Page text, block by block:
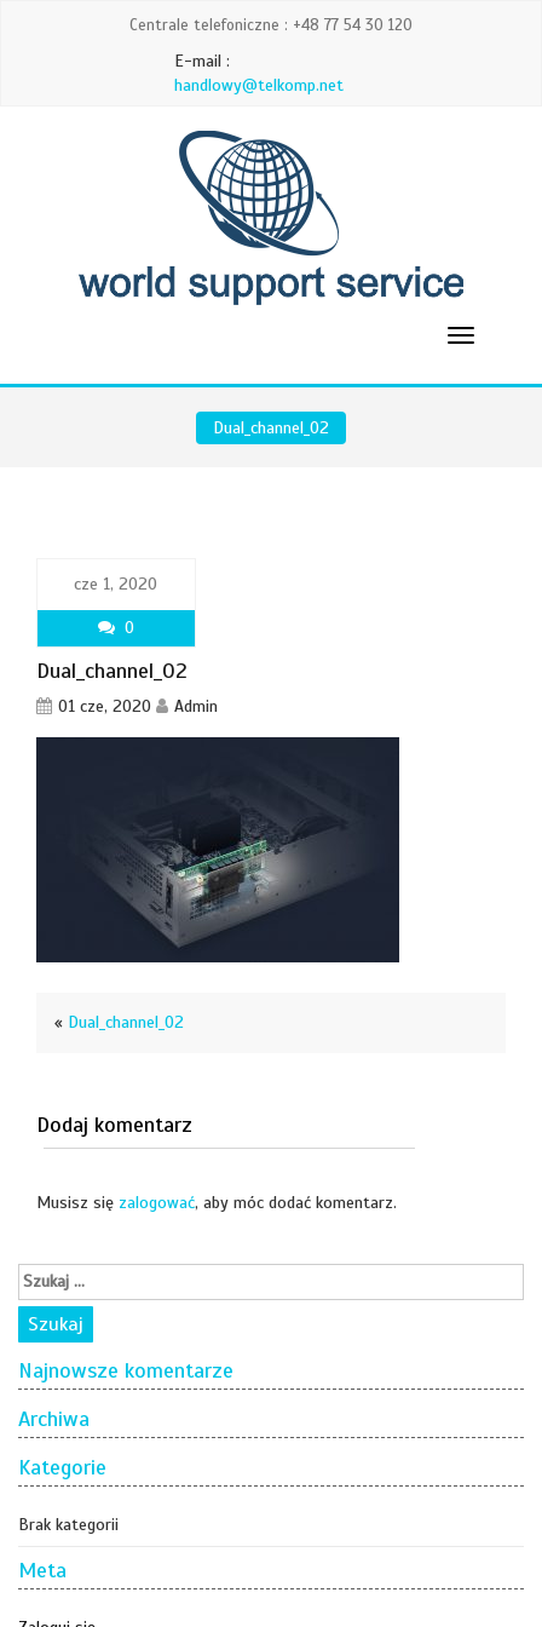
Centrale telefoniczne : +48 77 54 30 120
E-mail :
handlowy@telkomp.net
Dual_channel_02
cze 1, 2020
0
Dual_channel_02
01 cze, 2020 Admin
« Dual_channel_02
Dodaj komentarz
Musisz się zalogować, aby móc dodać komentarz.
Najnowsze komentarze
Archiwa
Kategorie
Brak kategorii
Meta